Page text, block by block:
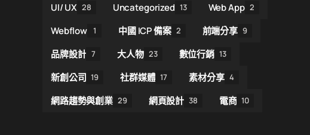
UI/ UX 28 Uncategorized 13 Web App 2
Webflow 1 中國 ICP 備案 2 前端分享 9
品牌設計 7 大人物 23 數位行銷 13
新創公司 19 社群媒體 17 素材分享 4
網路趨勢與創業 29 網頁設計 38 電商 10